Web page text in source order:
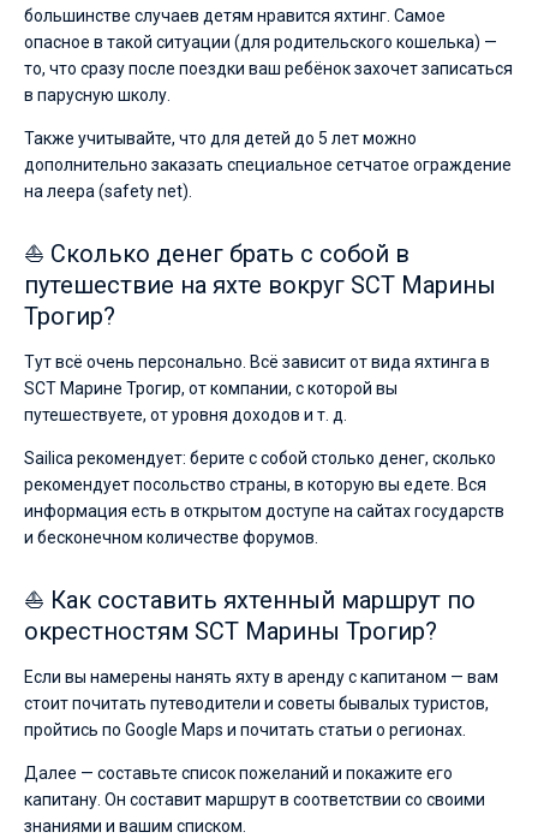
большинстве случаев детям нравится яхтинг. Самое
опасное в такой ситуации (для родительского кошелька) —
то, что сразу после поездки ваш ребёнок захочет записаться
в парусную школу.
Также учитывайте, что для детей до 5 лет можно
дополнительно заказать специальное сетчатое ограждение
на леера (safety net).
⛵ Сколько денег брать с собой в
путешествие на яхте вокруг SCT Марины
Трогир?
Тут всё очень персонально. Всё зависит от вида яхтинга в
SCT Марине Трогир, от компании, с которой вы
путешествуете, от уровня доходов и т. д.
Sailica рекомендует: берите с собой столько денег, сколько
рекомендует посольство страны, в которую вы едете. Вся
информация есть в открытом доступе на сайтах государств
и бесконечном количестве форумов.
⛵ Как составить яхтенный маршрут по
окрестностям SCT Марины Трогир?
Если вы намерены нанять яхту в аренду с капитаном — вам
стоит почитать путеводители и советы бывалых туристов,
пройтись по Google Maps и почитать статьи о регионах.
Далее — составьте список пожеланий и покажите его
капитану. Он составит маршрут в соответствии со своими
знаниями и вашим списком.